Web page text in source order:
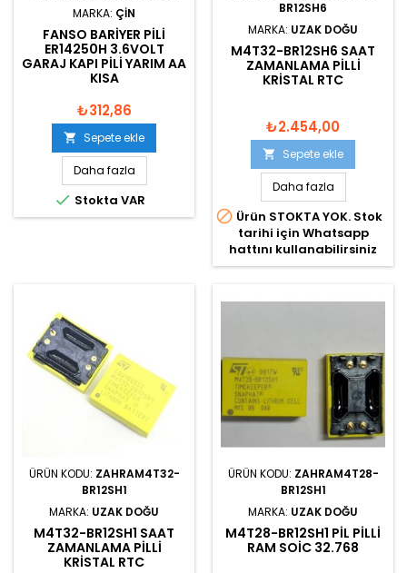
MARKA: ÇIN
FANSO BARIYER PILI
ER14250H 3.6VOLT
GARAJ KAPI PILI YARIM AA
KISA
₺312,86
 Sepete ekle
Daha fazla
 Stokta VAR
BR12SH6
MARKA: UZAK DOĞU
M4T32-BR12SH6 SAAT
ZAMANLAMA PILLI
KRISTAL RTC
₺2.454,00
 Sepete ekle
Daha fazla
 Ürün STOKTA YOK. Stok
tarihi için Whatsapp
hattını kullanabilirsiniz
ÜRÜN KODU: ZAHRAM4T32-
BR12SH1
MARKA: UZAK DOĞU
M4T32-BR12SH1 SAAT
ZAMANLAMA PILLI
KRISTAL RTC
ÜRÜN KODU: ZAHRAM4T28-
BR12SH1
MARKA: UZAK DOĞU
M4T28-BR12SH1 PIL PILLI
RAM SOIC 32.768